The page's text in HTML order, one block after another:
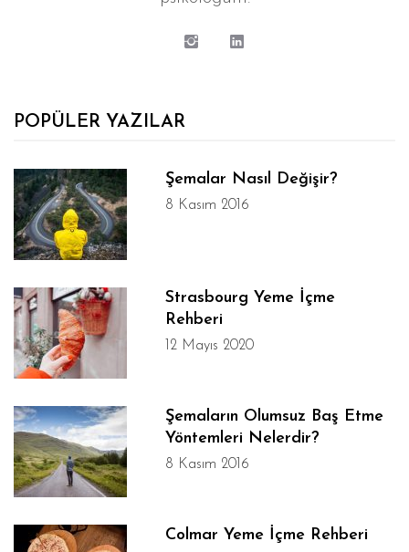
POPÜLER YAZILAR
Şemalar Nasıl Değişir?
8 Kasım 2016
Strasbourg Yeme İçme
Rehberi
12 Mayıs 2020
Şemaların Olumsuz Baş Etme
Yöntemleri Nelerdir?
8 Kasım 2016
Colmar Yeme İçme Rehberi